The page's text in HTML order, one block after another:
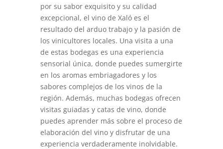
por su sabor exquisito y su calidad
excepcional, el vino de Xaló es el
resultado del arduo trabajo y la pasión de
los vinicultores locales. Una visita a una
de estas bodegas es una experiencia
sensorial única, donde puedes sumergirte
en los aromas embriagadores y los
sabores complejos de los vinos de la
región. Además, muchas bodegas ofrecen
visitas guiadas y catas de vino, donde
puedes aprender más sobre el proceso de
elaboración del vino y disfrutar de una
experiencia verdaderamente inolvidable.